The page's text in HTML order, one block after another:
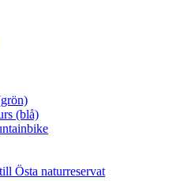
(blå)
Östa naturreservat